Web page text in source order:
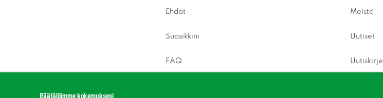
Ehdot
Suosikkini
FAQ
Meistä
Uutiset
Uutiskirje
Räätälöimme kokemuksesi